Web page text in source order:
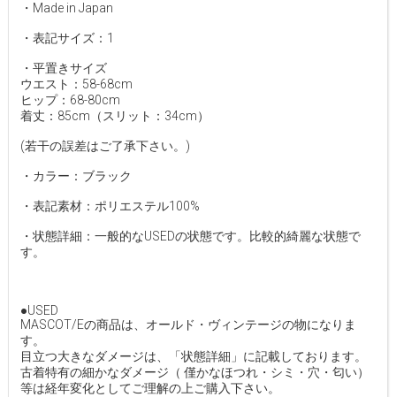
・Made in Japan
・表記サイズ：1
・平置きサイズ
ウエスト：58-68cm
ヒップ：68-80cm
着丈：85cm（スリット：34cm）
(若干の誤差はご了承下さい。)
・カラー：ブラック
・表記素材：ポリエステル100%
・状態詳細：一般的なUSEDの状態です。比較的綺麗な状態で
す。
●USED
MASCOT/Eの商品は、オールド・ヴィンテージの物になりま
す。
目立つ大きなダメージは、「状態詳細」に記載しております。
古着特有の細かなダメージ（ 僅かなほつれ・シミ・穴・匂い）
等は経年変化としてご理解の上ご購入下さい。